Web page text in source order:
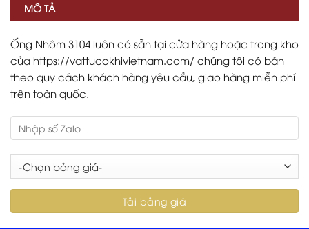
MÔ TẢ
Ống Nhôm 3104 luôn có sẵn tại cửa hàng hoặc trong kho
của https://vattucokhivietnam.com/ chúng tôi có bán
theo quy cách khách hàng yêu cầu, giao hàng miễn phí
trên toàn quốc.